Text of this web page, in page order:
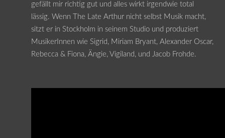
gefällt mir richtig gut und alles wirkt irgendwie total
lässig. Wenn The Late Arthur nicht selbst Musik macht,
sitzt er in Stockholm in seinem Studio und produziert
MusikerInnen wie Sigrid, Miriam Bryant, Alexander Oscar,
Rebecca & Fiona, Ängie, Vigiland, und Jacob Frohde.